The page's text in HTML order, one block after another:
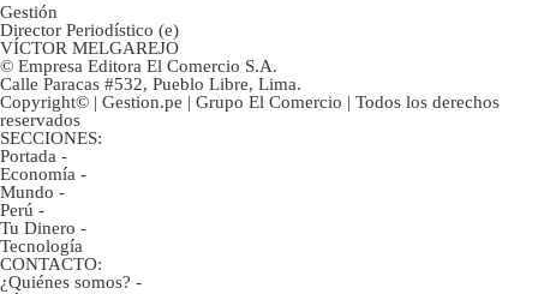
Gestión
Director Periodístico (e)
VÍCTOR MELGAREJO
© Empresa Editora El Comercio S.A.
Calle Paracas #532, Pueblo Libre, Lima.
Copyright© | Gestion.pe | Grupo El Comercio | Todos los derechos
reservados
SECCIONES:
Portada -
Economía -
Mundo -
Perú -
Tu Dinero -
Tecnología
CONTACTO:
¿Quiénes somos? -